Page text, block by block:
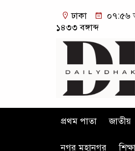
ঢাকা
০৭:৫৬
১৪৩৩ বঙ্গাব্দ
প্রথম পাতা জাতীয়
নগর মহানগর